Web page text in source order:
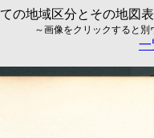
の地域区分とその地
～画像をクリックすると
一